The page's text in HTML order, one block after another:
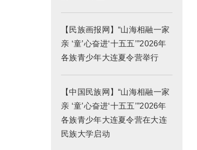
【民族画报网】“山海相融一家
亲 ‘童’心奋进‘十五五’”2026年
各族青少年大连夏令营举行
【中国民族网】“山海相融一家
亲 ‘童’心奋进‘十五五’”2026年
各族青少年大连夏令营在大连
民族大学启动